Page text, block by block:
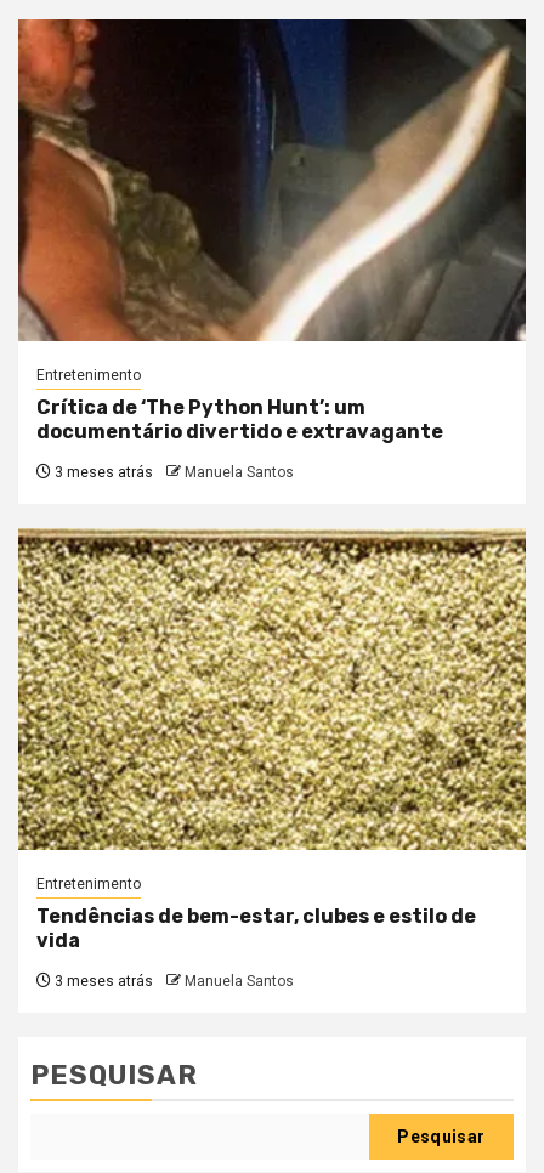
Entretenimento
Crítica de ‘The Python Hunt’: um
documentário divertido e extravagante
3 meses atrás Manuela Santos
Entretenimento
Tendências de bem-estar, clubes e estilo de
vida
3 meses atrás Manuela Santos
PESQUISAR
Pesquisar